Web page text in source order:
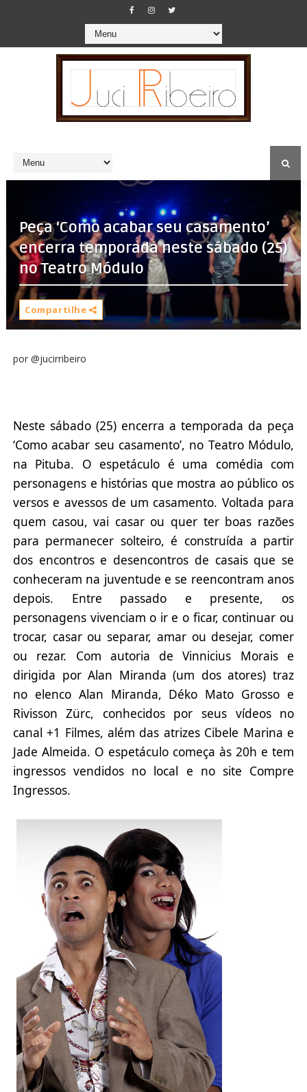
Peça ‘Como acabar seu casamento’
encerra temporada neste sábado (25)
no Teatro Módulo
Compartilhe
por @jucirribeiro
Neste sábado (25) encerra a temporada da peça
‘Como acabar seu casamento’, no Teatro Módulo,
na Pituba. O espetáculo é uma comédia com
personagens e histórias que mostra ao público os
versos e avessos de um casamento. Voltada para
quem casou, vai casar ou quer ter boas razões
para permanecer solteiro, é construída a partir
dos encontros e desencontros de casais que se
conheceram na juventude e se reencontram anos
depois. Entre passado e presente, os
personagens vivenciam o ir e o ficar, continuar ou
trocar, casar ou separar, amar ou desejar, comer
ou rezar. Com autoria de Vinnicius Morais e
dirigida por Alan Miranda (um dos atores) traz
no elenco Alan Miranda, Déko Mato Grosso e
Rivisson Zürc, conhecidos por seus vídeos no
canal +1 Filmes, além das atrizes Cibele Marina e
Jade Almeida. O espetáculo começa às 20h e tem
ingressos vendidos no local e no site Compre
Ingressos.